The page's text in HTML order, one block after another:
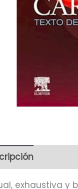
exhaustiva y